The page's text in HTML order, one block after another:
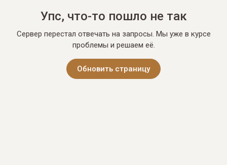
Упс, что-то пошло не так
Сервер перестал отвечать на запросы. Мы уже в курсе
проблемы и решаем её.
Обновить страницу